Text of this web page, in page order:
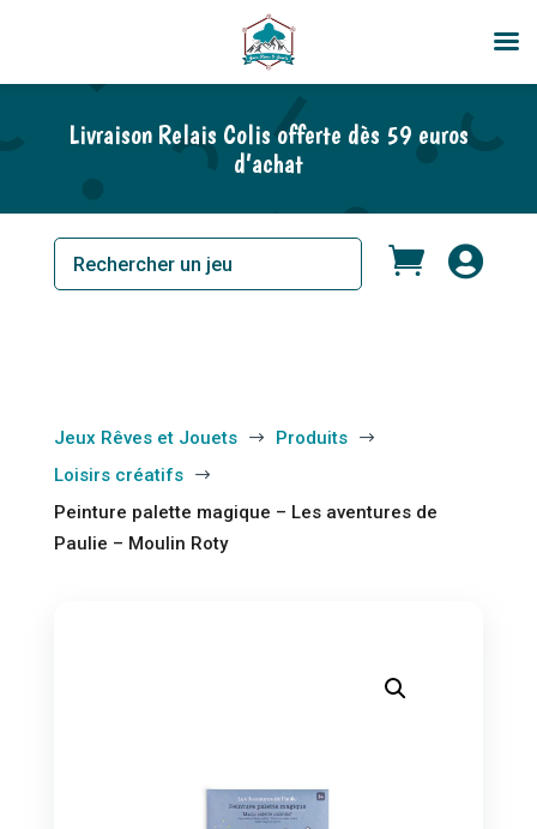
Livraison Relais Colis offerte dès 59 euros
d’achat
 
Jeux Rêves et Jouets $ Produits $
Loisirs créatifs $
Peinture palette magique – Les aventures de
Paulie – Moulin Roty